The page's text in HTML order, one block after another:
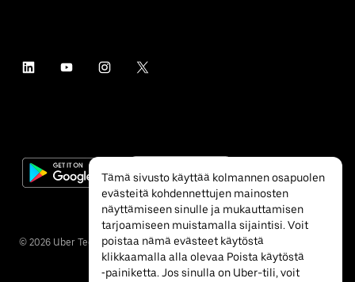
© 2026 Uber Technologies Inc.
Tämä sivusto käyttää kolmannen osapuolen
evästeitä kohdennettujen mainosten
näyttämiseen sinulle ja mukauttamisen
tarjoamiseen muistamalla sijaintisi. Voit
poistaa nämä evästeet käytöstä
klikkaamalla alla olevaa Poista käytöstä
‐painiketta. Jos sinulla on Uber-tili, voit